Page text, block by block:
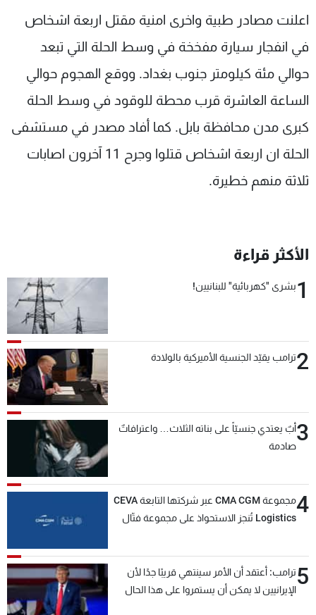
اعلنت مصادر طبية واخرى امنية مقتل اربعة اشخاص
في انفجار سيارة مفخخة في وسط الحلة التي تبعد
حوالي مئة كيلومتر جنوب بغداد. ووقع الهجوم حوالي
الساعة العاشرة قرب محطة للوقود في وسط الحلة
كبرى مدن محافظة بابل. كما أفاد مصدر في مستشفى
الحلة ان اربعة اشخاص قتلوا وجرح 11 آخرون اصابات
ثلاثة منهم خطيرة.
الأكثر قراءة
1بشرى "كهربائية" للبنانيين!
2ترامب يقيّد الجنسية الأميركية بالولادة
3أبٌ يعتدي جنسيّاً على بناته الثلاث… واعترافاتٌ
صادمة
4
مجموعة CMA CGM عبر شركتها التابعة CEVA
Logistics تُنجز الاستحواذ على مجموعة فتّال
5ترامب: أعتقد أن الأمر سينتهي قريبًا جدًا لأن
الإيرانيين لا يمكن أن يستمروا على هذا الحال
الترددات
الإنـتـاج
لاعلاناتكم
تواصل معنا
شروط الإسـتخدام
سياسة الخصوصية